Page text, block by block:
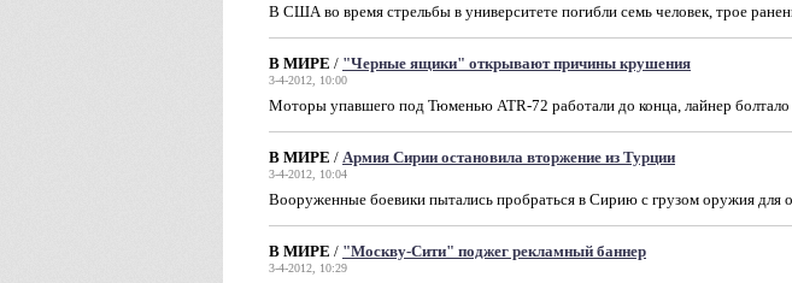
В США во время стрельбы в университете погибли семь человек, трое
В МИРЕ / "Черные ящики" открывают причины крушения
3-4-2012, 10:00
Моторы упавшего под Тюменью ATR-72 работали до конца, лайнер
В МИРЕ / Армия Сирии остановила вторжение из Турции
3-4-2012, 10:04
Вооруженные боевики пытались пробраться в Сирию с грузом оружия для
В МИРЕ / "Москву-Сити" поджег рекламный баннер
3-4-2012, 10:29